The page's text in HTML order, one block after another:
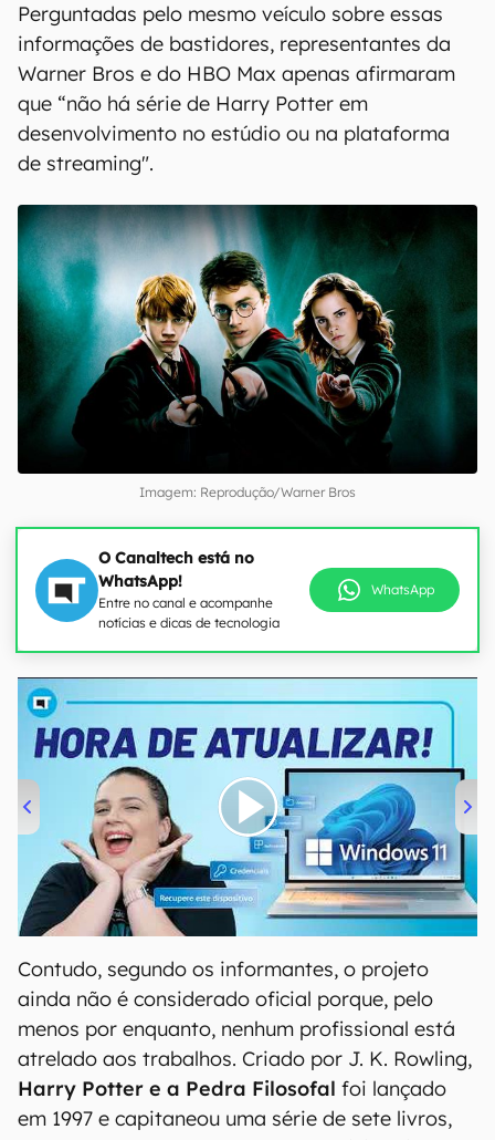
Perguntadas pelo mesmo veículo sobre essas
informações de bastidores, representantes da
Warner Bros e do HBO Max apenas afirmaram
que “não há série de Harry Potter em
desenvolvimento no estúdio ou na plataforma
de streaming".
Imagem: Reprodução/Warner Bros
O Canaltech está no
WhatsApp!
Entre no canal e acompanhe
notícias e dicas de tecnologia
WhatsApp
00:00 04:52
Contudo, segundo os informantes, o projeto
ainda não é considerado oficial porque, pelo
menos por enquanto, nenhum profissional está
atrelado aos trabalhos. Criado por J. K. Rowling,
Harry Potter e a Pedra Filosofal foi lançado
em 1997 e capitaneou uma série de sete livros,